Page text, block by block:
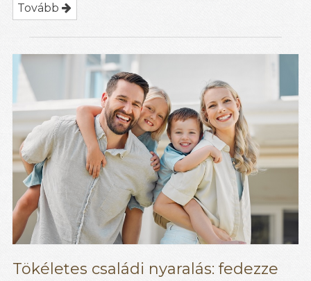
Tovább
Tökéletes családi nyaralás: fedezze